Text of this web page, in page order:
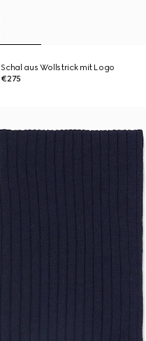
Schal aus Wollstrick mit Logo
€275